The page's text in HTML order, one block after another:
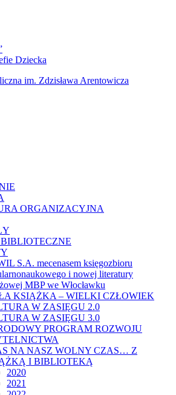
Dziecka
im. Zdzisława Arentowicza
ORGANIZACYJNA
S.A. mecenasem księgozbioru
i nowej literatury
MBP we Włocławku
KSIĄŻKA – WIELKI CZŁOWIEK
W ZASIĘGU 2.0
W ZASIĘGU 3.0
PROGRAM ROZWOJU
NA NASZ WOLNY CZAS… Z
I BIBLIOTEKĄ
2020
2021